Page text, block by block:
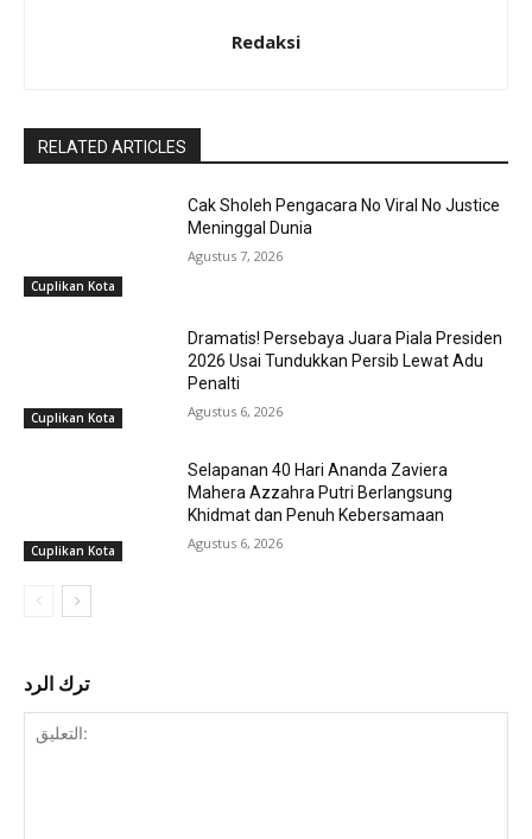
Redaksi
RELATED ARTICLES
Cuplikan Kota
Cak Sholeh Pengacara No Viral No Justice
Meninggal Dunia
Agustus 7, 2026
Cuplikan Kota
Dramatis! Persebaya Juara Piala Presiden
2026 Usai Tundukkan Persib Lewat Adu
Penalti
Agustus 6, 2026
Cuplikan Kota
Selapanan 40 Hari Ananda Zaviera
Mahera Azzahra Putri Berlangsung
Khidmat dan Penuh Kebersamaan
Agustus 6, 2026
ترك الرد